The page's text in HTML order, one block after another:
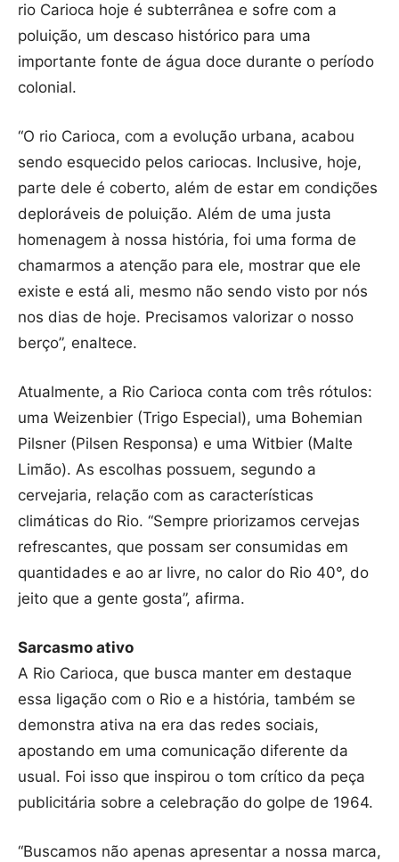
rio Carioca hoje é subterrânea e sofre com a
poluição, um descaso histórico para uma
importante fonte de água doce durante o período
colonial.
“O rio Carioca, com a evolução urbana, acabou
sendo esquecido pelos cariocas. Inclusive, hoje,
parte dele é coberto, além de estar em condições
deploráveis de poluição. Além de uma justa
homenagem à nossa história, foi uma forma de
chamarmos a atenção para ele, mostrar que ele
existe e está ali, mesmo não sendo visto por nós
nos dias de hoje. Precisamos valorizar o nosso
berço”, enaltece.
Atualmente, a Rio Carioca conta com três rótulos:
uma Weizenbier (Trigo Especial), uma Bohemian
Pilsner (Pilsen Responsa) e uma Witbier (Malte
Limão). As escolhas possuem, segundo a
cervejaria, relação com as características
climáticas do Rio. “Sempre priorizamos cervejas
refrescantes, que possam ser consumidas em
quantidades e ao ar livre, no calor do Rio 40°, do
jeito que a gente gosta”, afirma.
Sarcasmo ativo
A Rio Carioca, que busca manter em destaque
essa ligação com o Rio e a história, também se
demonstra ativa na era das redes sociais,
apostando em uma comunicação diferente da
usual. Foi isso que inspirou o tom crítico da peça
publicitária sobre a celebração do golpe de 1964.
“Buscamos não apenas apresentar a nossa marca,